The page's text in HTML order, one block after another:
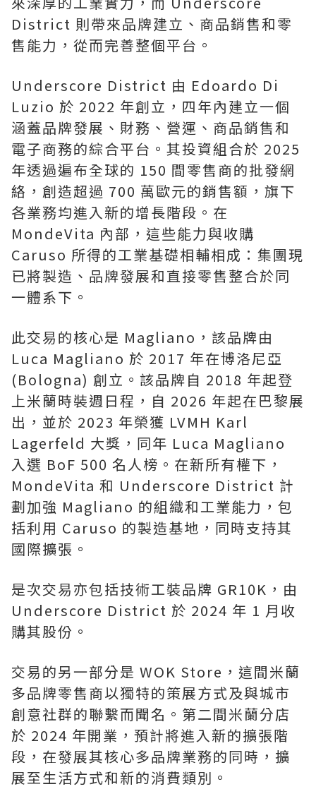
District 則帶來品牌建立、商品銷售和零
售能力，從而完善整個平台。
Underscore District 由 Edoardo Di
Luzio 於 2022 年創立，四年內建立一個
涵蓋品牌發展、財務、營運、商品銷售和
電子商務的綜合平台。其投資組合於 2025
年透過遍布全球的 150 間零售商的批發網
絡，創造超過 700 萬歐元的銷售額，旗下
各業務均進入新的增長階段。在
MondeVita 內部，這些能力與收購
Caruso 所得的工業基礎相輔相成：集團現
已將製造、品牌發展和直接零售整合於同
一體系下。
此交易的核心是 Magliano，該品牌由
Luca Magliano 於 2017 年在博洛尼亞
(Bologna) 創立。該品牌自 2018 年起登
上米蘭時裝週日程，自 2026 年起在巴黎展
出，並於 2023 年榮獲 LVMH Karl
Lagerfeld 大獎，同年 Luca Magliano
入選 BoF 500 名人榜。在新所有權下，
MondeVita 和 Underscore District 計
劃加強 Magliano 的組織和工業能力，包
括利用 Caruso 的製造基地，同時支持其
國際擴張。
是次交易亦包括技術工裝品牌 GR10K，由
Underscore District 於 2024 年 1 月收
購其股份。
交易的另一部分是 WOK Store，這間米蘭
多品牌零售商以獨特的策展方式及與城市
創意社群的聯繫而聞名。第二間米蘭分店
於 2024 年開業，預計將進入新的擴張階
段，在發展其核心多品牌業務的同時，擴
展至生活方式和新的消費類別。